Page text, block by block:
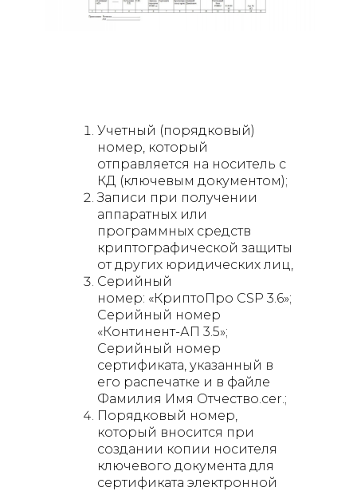
Учетный (порядковый)
номер, который
отправляется на носитель с
КД (ключевым документом);
Записи при получении
аппаратных или
программных средств
криптографической защиты
от других юридических лиц,
Серийный
номер: «КриптоПро CSP 3.6»;
Серийный номер
«Континент-АП 3.5»;
Серийный номер
сертификата, указанный в
его распечатке и в файле
Фамилия Имя Отчество.cer.;
Порядковый номер,
который вносится при
создании копии носителя
ключевого документа для
сертификата электронной